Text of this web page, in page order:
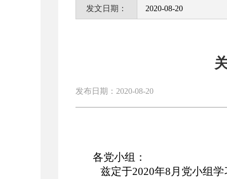
发文日期： 2020-08-20
发布日期：2020-08-20
各党小组：
兹定于2020年8月党小组